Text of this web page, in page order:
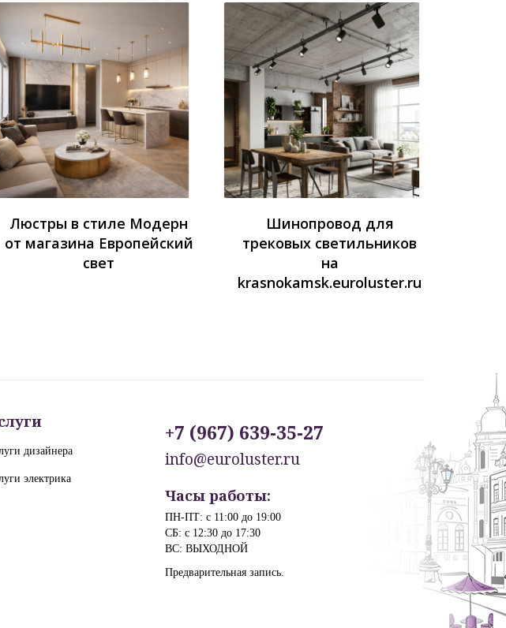
Люстры в стиле Модерн
от магазина Европейский
свет
Шинопровод для
трековых светильников
на
krasnokamsk.euroluster.ru
дизайнера
электрика
+7 (967) 639-35-27
info@euroluster.ru
Часы работы:
ПН-ПТ: с 11:00 до 19:00
СБ: с 12:30 до 17:30
ВС: ВЫХОДНОЙ
Предварительная запись.